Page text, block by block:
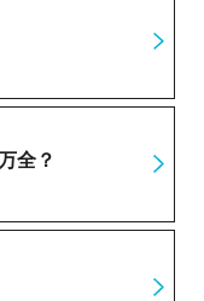
全？